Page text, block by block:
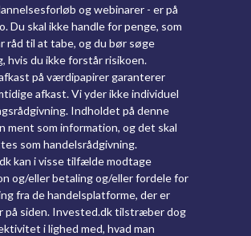
og webinarer - er på
Du skal ikke handle for penge, som
råd til at tabe, og du bør søge
hvis du ikke forstår risikoen.
på værdipapirer garanterer
afkast. Vi yder ikke individuel
Indholdet på denne
ment som information, og det skal
som handelsrådgivning.
kan i visse tilfælde modtage
og/eller betaling og/eller fordele for
fra de handelsplatforme, der er
på siden. Invested.dk tilstræber dog
i lighed med, hvad man